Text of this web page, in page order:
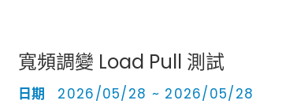
寬頻調變 Load Pull 測試
日期 2026/05/28 ~ 2026/05/28